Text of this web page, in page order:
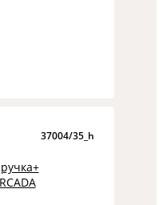
37004/35_h